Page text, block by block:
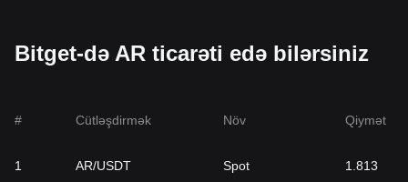
Bitget-də AR ticarəti edə bilərsiniz
# Cütləşdirmək Növ Qiymət
1 AR/USDT Spot 1.813